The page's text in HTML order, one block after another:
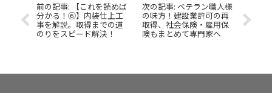
【これを読めば
分かる！⑥】内装仕上工
事を解説。取得までの道
のりをスピード解決！
ベテラン職人様
の味方！建設業許可の再
取得、社会保険・雇用保
険もまとめて専門家へ